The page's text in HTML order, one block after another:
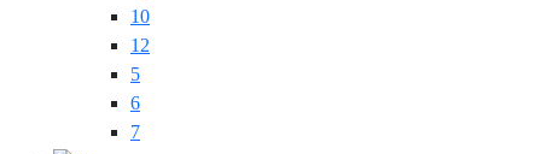
10
12
5
6
7